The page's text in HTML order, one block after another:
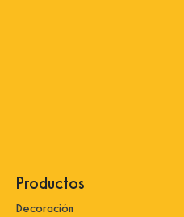
Productos
Decoración